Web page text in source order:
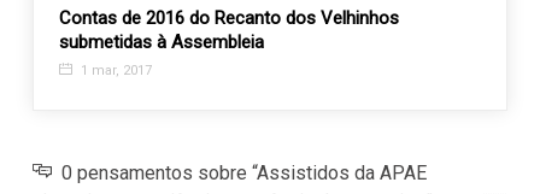
Contas de 2016 do Recanto dos Velhinhos
submetidas à Assembleia
1 mar, 2017
0 pensamentos sobre “Assistidos da APAE